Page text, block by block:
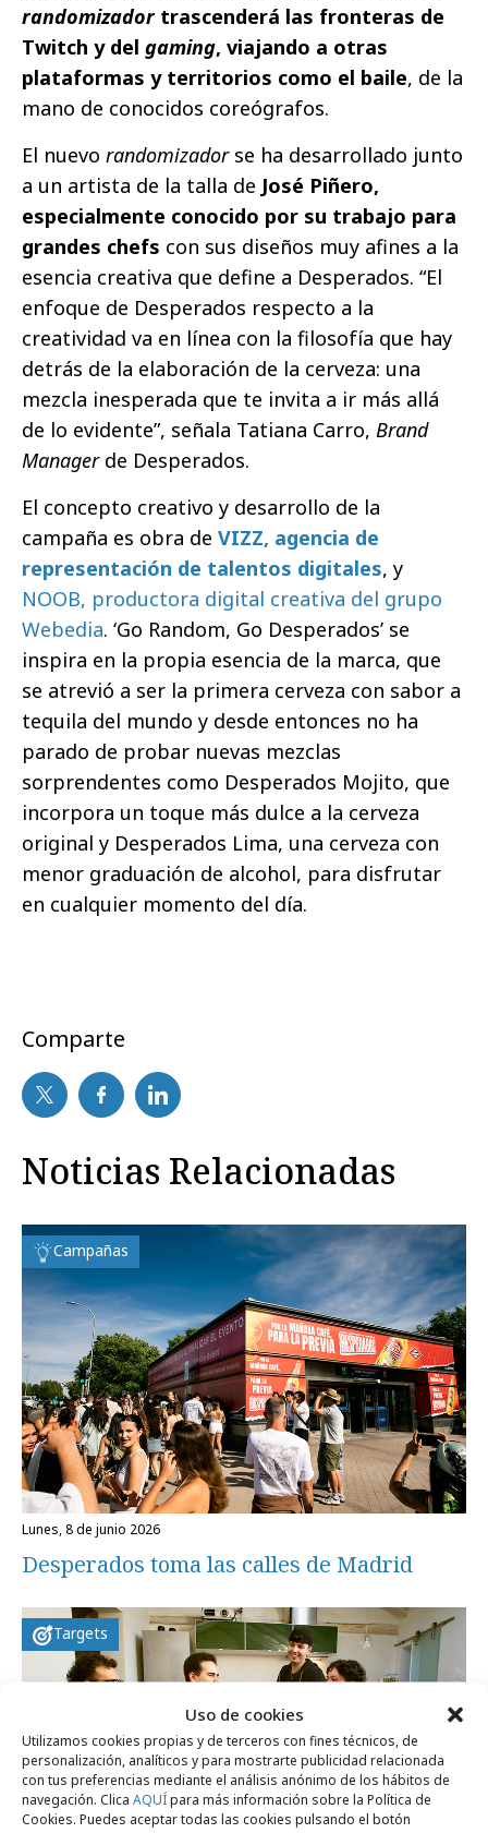
Uso de cookies
Utilizamos cookies propias y de terceros con fines técnicos, de
personalización, analíticos y para mostrarte publicidad relacionada
con tus preferencias mediante el análisis anónimo de los hábitos de
navegación. Clica AQUÍpara más información sobre la Política de
Cookies. Puedes aceptar todas las cookies pulsando el botón
randomizadortrascenderá las fronteras de
Twitch y del gaming, viajando a otras
plataformas y territorios como el baile, de la
mano de conocidos coreógrafos.
El nuevo randomizadorse ha desarrollado junto
a un artista de la talla de José Piñero,
especialmente conocido por su trabajo para
grandes chefs con sus diseños muy afines a la
esencia creativa que define a Desperados. “El
enfoque de Desperados respecto a la
creatividad va en línea con la filosofía que hay
detrás de la elaboración de la cerveza: una
mezcla inesperada que te invita a ir más allá
de lo evidente”, señala Tatiana Carro, Brand
Managerde Desperados.
El concepto creativo y desarrollo de la
campaña es obra de VIZZ, agencia de
representación de talentos digitales, y
NOOB, productora digital creativa del grupo
Webedia. ‘Go Random, Go Desperados’ se
inspira en la propia esencia de la marca, que
se atrevió a ser la primera cerveza con sabor a
tequila del mundo y desde entonces no ha
parado de probar nuevas mezclas
sorprendentes como Desperados Mojito, que
incorpora un toque más dulce a la cerveza
original y Desperados Lima, una cerveza con
menor graduación de alcohol, para disfrutar
en cualquier momento del día.
Comparte
Noticias Relacionadas
Campañas
lunes, 8 de junio 2026
Desperados toma las calles de Madrid
Targets